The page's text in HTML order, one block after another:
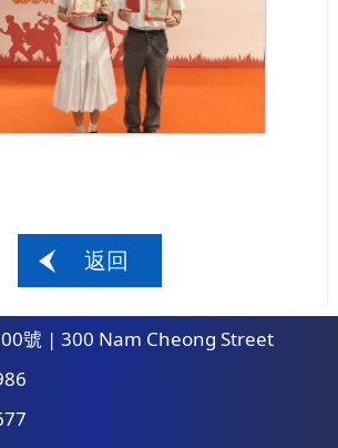
返回
號 | 300 Nam Cheong Street